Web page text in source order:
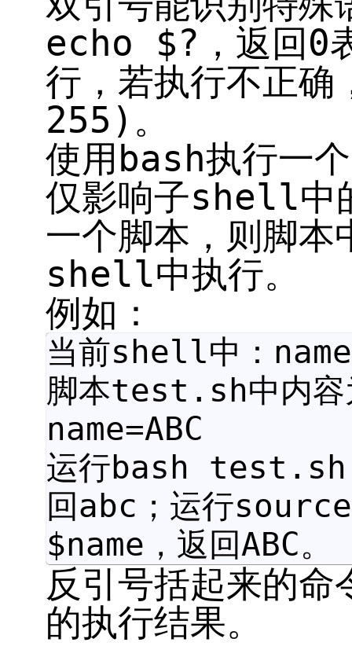
echo $?，返回0
行，若执行不正
255)。
使用bash执行一
仅影响子shell中
一个脚本，则脚本
shell中执行。
例如：
当前shell中：
脚本test.sh中内容
name=ABC
运行bash test.sh
回abc；运行
$name，返回ABC。
反引号括起来的命
的执行结果。